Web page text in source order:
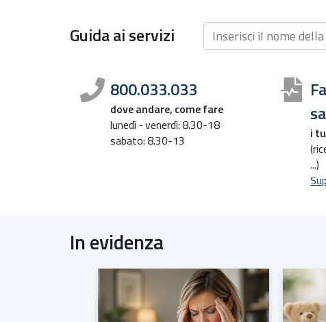
Guida ai servizi Ricerca
800.033.033
dove andare, come fare
lunedì - venerdì: 8.30-18
sabato: 8.30-13
i
...)
In evidenza